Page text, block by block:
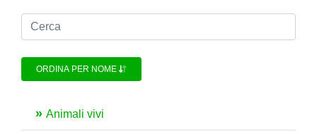
ORDINA PER NOME
Animali vivi